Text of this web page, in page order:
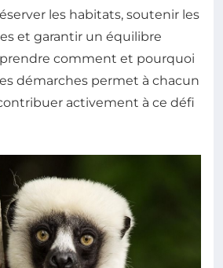
les habitats, soutenir les
et garantir un équilibre
comment et pourquoi
démarches permet à chacun
activement à ce défi